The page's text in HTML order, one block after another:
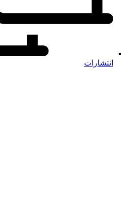
انتشارات